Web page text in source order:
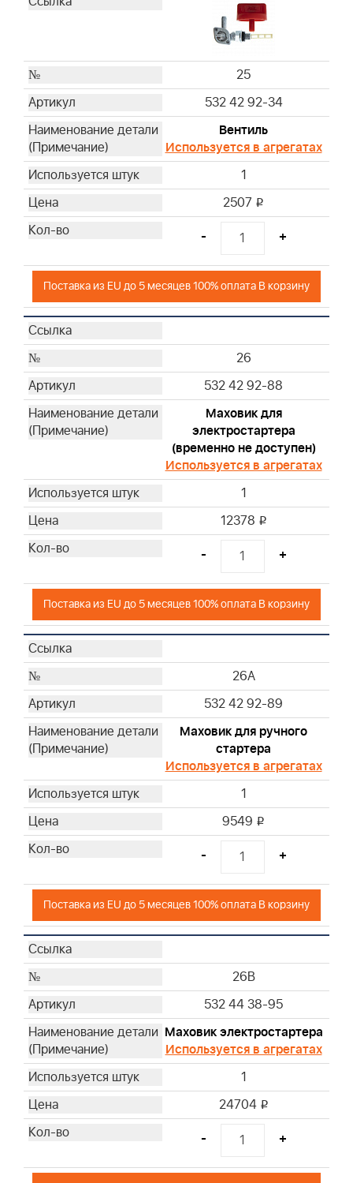
25
532 42 92-34
Вентиль
Используется в агрегатах
1
2507 i
- +
Поставка из EU до 5 месяцев 100% оплата В корзину
26
532 42 92-88
Маховик для
электростартера
(временно не доступен)
Используется в агрегатах
1
12378 i
- +
Поставка из EU до 5 месяцев 100% оплата В корзину
26A
532 42 92-89
Маховик для ручного
стартера
Используется в агрегатах
1
9549 i
- +
Поставка из EU до 5 месяцев 100% оплата В корзину
26B
532 44 38-95
Маховик электростартера
Используется в агрегатах
1
24704 i
- +